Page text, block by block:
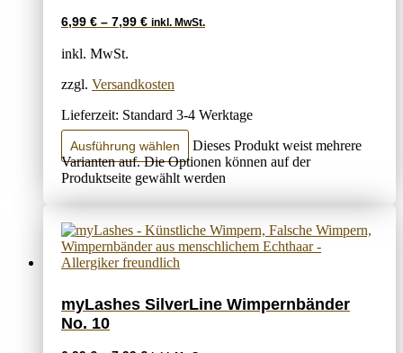
6,99 € – 7,99 € inkl. MwSt.
inkl. MwSt.
zzgl. Versandkosten
Lieferzeit: Standard 3-4 Werktage
Ausführung wählen
Dieses Produkt weist mehrere
Varianten auf. Die Optionen können auf der
Produktseite gewählt werden
myLashes SilverLine Wimpernbänder
No. 10